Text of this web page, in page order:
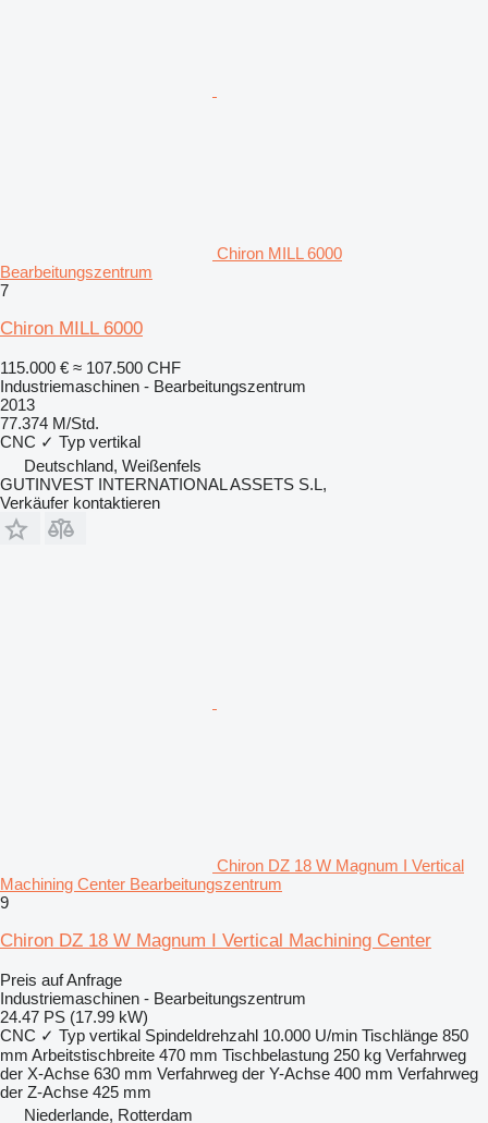
Chiron MILL 6000
Bearbeitungszentrum
7
Chiron MILL 6000
115.000 € ≈ 107.500 CHF
Industriemaschinen - Bearbeitungszentrum
2013
77.374 M/Std.
CNC ✓ Typ vertikal
Deutschland, Weißenfels
GUTINVEST INTERNATIONAL ASSETS S.L,
Verkäufer kontaktieren
Chiron DZ 18 W Magnum I Vertical
Machining Center Bearbeitungszentrum
9
Chiron DZ 18 W Magnum I Vertical Machining Center
Preis auf Anfrage
Industriemaschinen - Bearbeitungszentrum
24.47 PS (17.99 kW)
CNC ✓ Typ vertikal Spindeldrehzahl 10.000 U/min Tischlänge 850
mm Arbeitstischbreite 470 mm Tischbelastung 250 kg Verfahrweg
der X-Achse 630 mm Verfahrweg der Y-Achse 400 mm Verfahrweg
der Z-Achse 425 mm
Niederlande, Rotterdam